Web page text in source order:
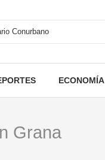
ECONOMÍA
Grana